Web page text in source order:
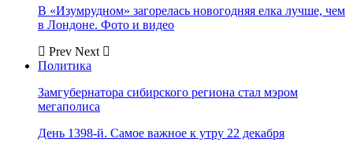
В «Изумрудном» загорелась новогодняя елка лучше, чем
в Лондоне. Фото и видео
Prev Next
Политика
Замгубернатора сибирского региона стал мэром
мегаполиса
День 1398-й. Самое важное к утру 22 декабря